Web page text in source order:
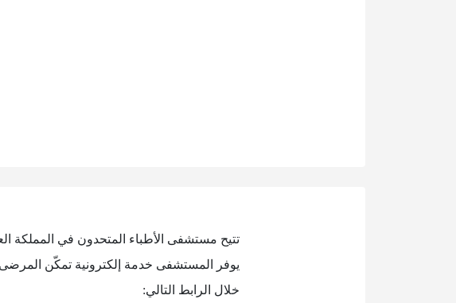
تتيح مستشفى الأطباء المتحدون في المملكة
يوفر المستشفى خدمة إلكترونية تمكّن
خلال الرابط التالي: